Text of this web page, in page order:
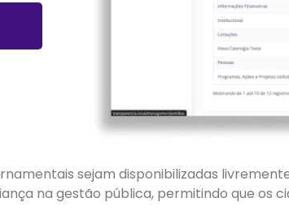
sejam disponibilizadas
na gestão pública, permitindo que os